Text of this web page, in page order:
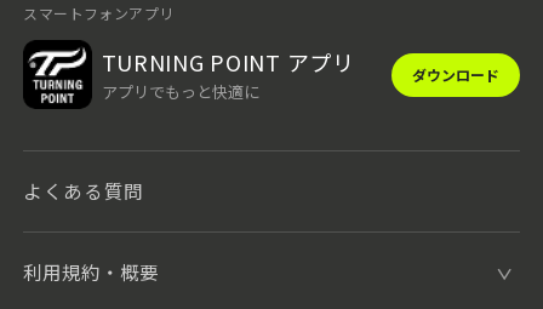
スマートフォンアプリ
TURNING POINT アプリ
アプリでもっと快適に
ダウンロード
よくある質問
利用規約・概要